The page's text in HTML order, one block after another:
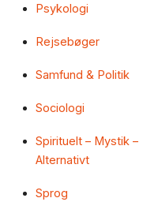
Psykologi
Rejsebøger
Samfund & Politik
Sociologi
Spirituelt – Mystik –
Alternativt
Sprog